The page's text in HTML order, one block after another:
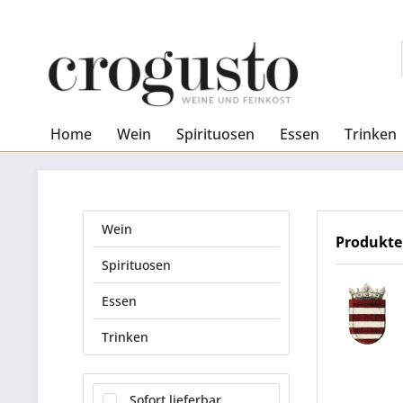
Home Wein Spirituosen Essen Trinken
Wein
Spirituosen
Essen
Trinken